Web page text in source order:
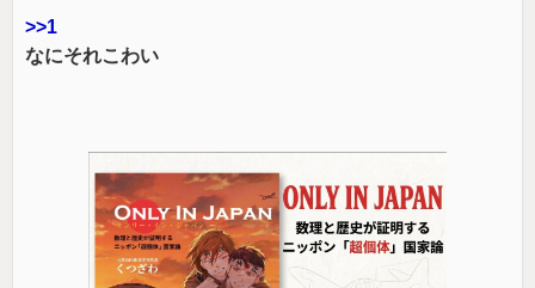
>>1
なにそれこわい